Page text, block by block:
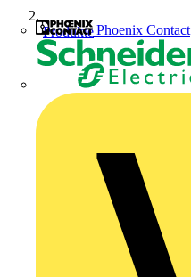
Phoenix Contact
Produkte